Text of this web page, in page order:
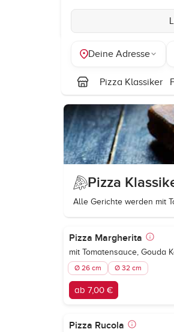
Deine Adresse
Pizza Klassiker
Pizza
Alle Gerichte werden mit
Pizza Margherita
mit Tomatensauce, Gouda
Ø 26 cm Ø 32 cm
ab 7,00 €
Pizza Rucola